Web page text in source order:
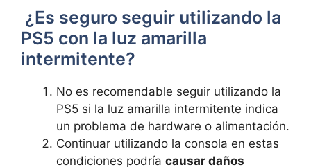
⁤ ¿Es seguro seguir utilizando la
PS5‌ con la luz amarilla
intermitente?
No es​ recomendable‍ seguir utilizando la
PS5 si la luz amarilla intermitente indica
un problema de hardware o alimentación.
Continuar‍ utilizando la consola en estas
condiciones podría causar daños‍